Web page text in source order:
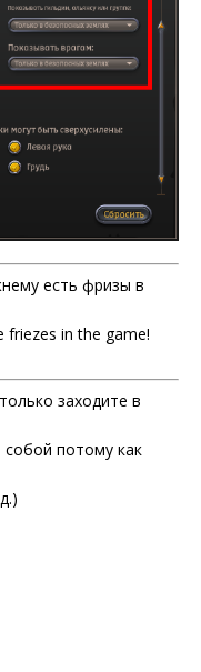
есть фризы в
friezes in the game!
заходите в
потому как